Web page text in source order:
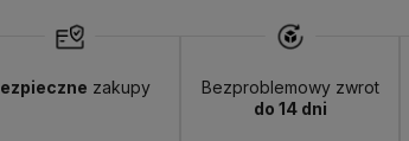
zakupy
Bezproblemowy zwrot
do 14 dni